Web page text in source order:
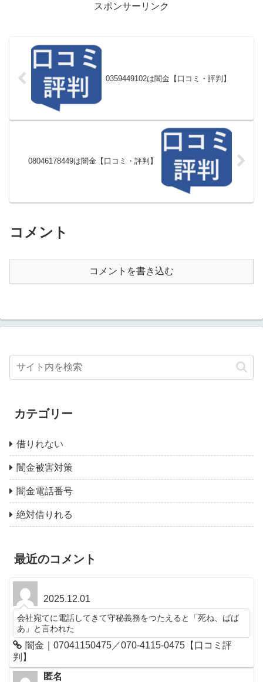
スポンサーリンク
0359449102は闇金【口コミ・評判】
08046178449は闇金【口コミ・評判】
コメント
コメントを書き込む
カテゴリー
借りれない
闇金被害対策
闇金電話番号
絶対借りれる
最近のコメント
2025.12.01
会社宛てに電話してきて守秘義務をつたえると「死ね、ばば
あ」と言われた
闇金｜07041150475／070-4115-0475【口コミ評
判】
匿名